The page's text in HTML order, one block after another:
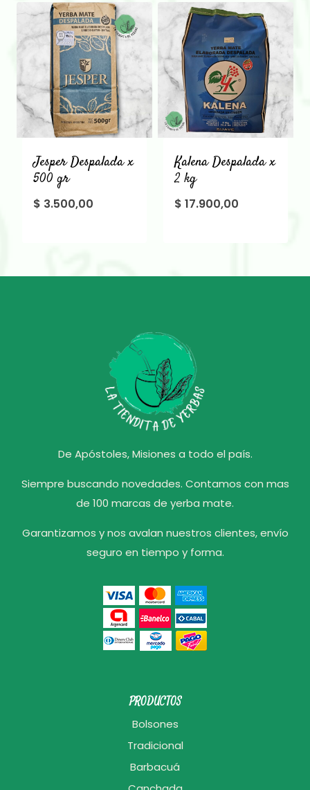
Jesper Despalada x
500 gr
$ 3.500,00
Kalena Despalada x
2 kg
$ 17.900,00
De Apóstoles, Misiones a todo el país.
Siempre buscando novedades. Contamos con mas
de 100 marcas de yerba mate.
Garantizamos y nos avalan nuestros clientes, envío
seguro en tiempo y forma.
PRODUCTOS
Bolsones
Tradicional
Barbacuá